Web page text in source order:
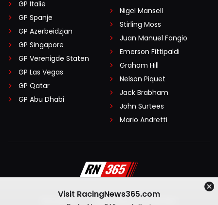
GP Italië
GP Spanje
GP Azerbeidzjan
GP Singapore
GP Verenigde Staten
GP Las Vegas
GP Qatar
GP Abu Dhabi
Nigel Mansell
Stirling Moss
Juan Manuel Fangio
Emerson Fittipaldi
Graham Hill
Nelson Piquet
Jack Brabham
John Surtees
Mario Andretti
Algemene voorwaarden
Visit RacingNews365.com